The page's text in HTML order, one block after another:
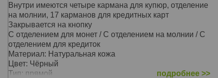
Внутри имеются четыре кармана для купюр, отделение
на молнии, 17 карманов для кредитных карт
Закрывается на кнопку
С отделением для монет / С отделением на молнии / С
отделением для кредиток
Материал: Натуральная кожа
Цвет: Чёрный
Тип: прямой
подробнее >>